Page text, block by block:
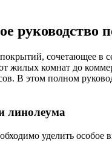
сочетающее в
жилых комнат до
В этом полном
линолеума
уделить